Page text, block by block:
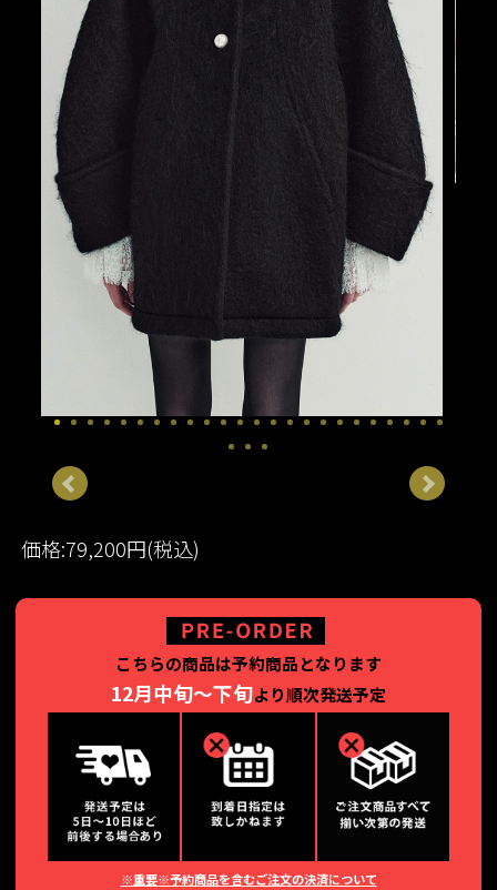
価格:79,200円(税込)
こちらの商品は予約商品となります
12月中旬～下旬より順次発送予定
※重要※予約商品を含むご注文の決済について